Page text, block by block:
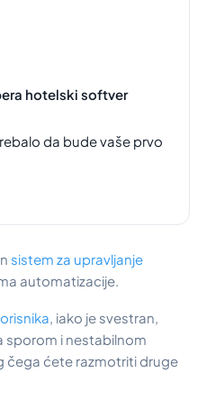
hotelski softver
da bude vaše prvo
sistem za upravljanje
automatizacije.
, iako je svestran,
sporom i nestabilnom
čega ćete razmotriti druge